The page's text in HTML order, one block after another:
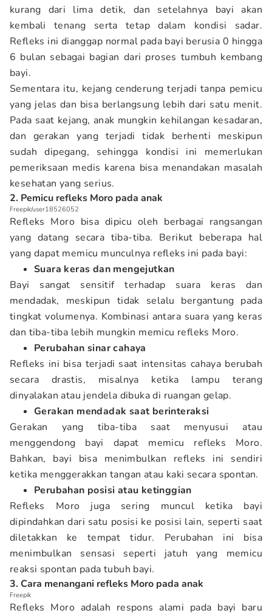
kurang dari lima detik, dan setelahnya bayi akan
kembali tenang serta tetap dalam kondisi sadar.
Refleks ini dianggap normal pada bayi berusia 0 hingga
6 bulan sebagai bagian dari proses tumbuh kembang
bayi.
Sementara itu, kejang cenderung terjadi tanpa pemicu
yang jelas dan bisa berlangsung lebih dari satu menit.
Pada saat kejang, anak mungkin kehilangan kesadaran,
dan gerakan yang terjadi tidak berhenti meskipun
sudah dipegang, sehingga kondisi ini memerlukan
pemeriksaan medis karena bisa menandakan masalah
kesehatan yang serius.
2. Pemicu refleks Moro pada anak
Freepik/user18526052
Refleks Moro bisa dipicu oleh berbagai rangsangan
yang datang secara tiba-tiba. Berikut beberapa hal
yang dapat memicu munculnya refleks ini pada bayi:
Suara keras dan mengejutkan
Bayi sangat sensitif terhadap suara keras dan
mendadak, meskipun tidak selalu bergantung pada
tingkat volumenya. Kombinasi antara suara yang keras
dan tiba-tiba lebih mungkin memicu refleks Moro.
Perubahan sinar cahaya
Refleks ini bisa terjadi saat intensitas cahaya berubah
secara drastis, misalnya ketika lampu terang
dinyalakan atau jendela dibuka di ruangan gelap.
Gerakan mendadak saat berinteraksi
Gerakan yang tiba-tiba saat menyusui atau
menggendong bayi dapat memicu refleks Moro.
Bahkan, bayi bisa menimbulkan refleks ini sendiri
ketika menggerakkan tangan atau kaki secara spontan.
Perubahan posisi atau ketinggian
Refleks Moro juga sering muncul ketika bayi
dipindahkan dari satu posisi ke posisi lain, seperti saat
diletakkan ke tempat tidur. Perubahan ini bisa
menimbulkan sensasi seperti jatuh yang memicu
reaksi spontan pada tubuh bayi.
3. Cara menangani refleks Moro pada anak
Freepik
Refleks Moro adalah respons alami pada bayi baru